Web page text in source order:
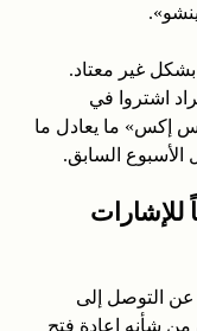
غير معتاد.
اشتروا في
إكس» ما يعادل ما
الأسبوع السابق.
للإشارات
التوصل إلى
من شأنه إعادة فتح